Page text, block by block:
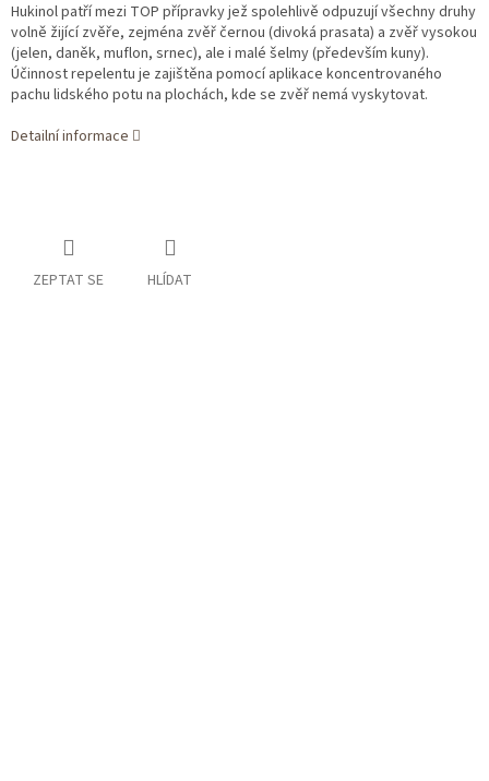
Hukinol patří mezi TOP přípravky jež spolehlivě odpuzují všechny druhy
volně žijící zvěře, zejména zvěř černou (divoká prasata) a zvěř vysokou
(jelen, daněk, muflon, srnec), ale i malé šelmy (především kuny).
Účinnost repelentu je zajištěna pomocí aplikace koncentrovaného
pachu lidského potu na plochách, kde se zvěř nemá vyskytovat.
Detailní informace
ZEPTAT SE HLÍDAT